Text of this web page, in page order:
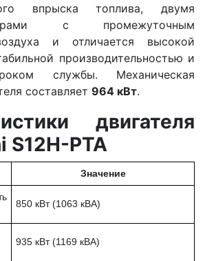
впрыска топлива, двумя
с промежуточным
и отличается высокой
производительностью и
службы. Механическая
составляет 964 кВт.
двигателя
S12H-PTA
Значение
850 кВт (1063 кВА)
935 кВт (1169 кВА)